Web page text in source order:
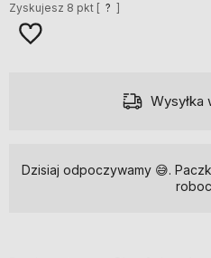
Zyskujesz 8 pkt [ ? ]
od 7,49 zł -
Dzisiaj odpoczywamy 😅.